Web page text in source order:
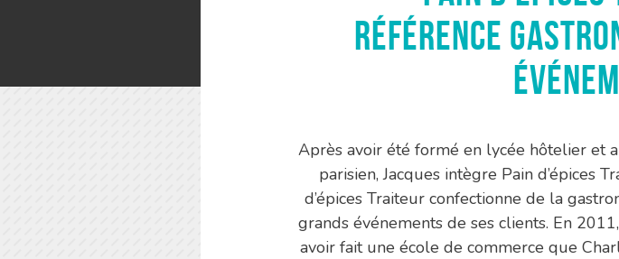
référence
Après avoir été formé en lycée hôtelier et
parisien, Jacques intègre Pain d’épices
d’épices Traiteur confectionne de la
grands événements de ses clients. En
avoir fait une école de commerce que